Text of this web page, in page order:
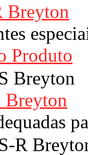
Breyton
Produto
Breyton